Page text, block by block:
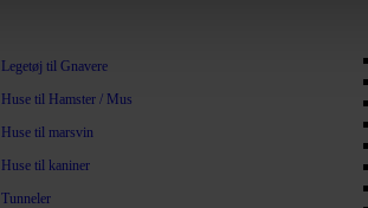
Legetøj til Gnavere
Huse til Hamster / Mus
Huse til marsvin
Huse til kaniner
Tunneler